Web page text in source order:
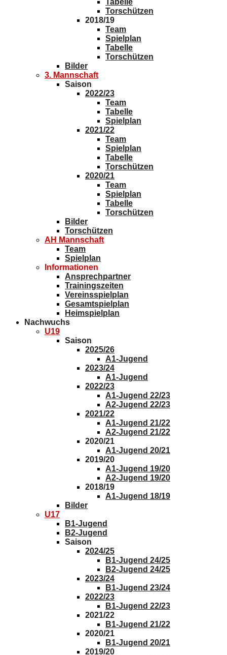
Torschützen
2018/19
Team
Spielplan
Tabelle
Torschützen
Bilder
3. Mannschaft
Saison
2022/23
Team
Tabelle
Spielplan
2021/22
Team
Spielplan
Tabelle
Torschützen
2020/21
Team
Spielplan
Tabelle
Torschützen
Bilder
Torschützen
AH Mannschaft
Team
Spielplan
Informationen
Ansprechpartner
Trainingszeiten
Vereinsspielplan
Gesamtspielplan
Heimspielplan
Nachwuchs
U19
Saison
2025/26
A1-Jugend
2023/24
A1-Jugend
2022/23
A1-Jugend 22/23
A2-Jugend 22/23
2021/22
A1-Jugend 21/22
A2-Jugend 21/22
2020/21
A1-Jugend 20/21
2019/20
A1-Jugend 19/20
A2-Jugend 19/20
2018/19
A1-Jugend 18/19
Bilder
U17
B1-Jugend
B2-Jugend
Saison
2024/25
B1-Jugend 24/25
B2-Jugend 24/25
2023/24
B1-Jugend 23/24
2022/23
B1-Jugend 22/23
2021/22
B1-Jugend 21/22
2020/21
B1-Jugend 20/21
2019/20